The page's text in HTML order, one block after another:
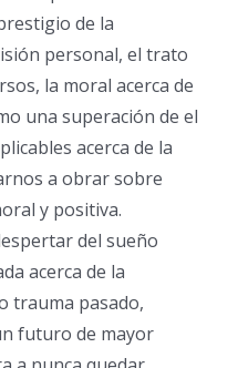
de la
personal, el trato
la moral acerca de
una superación de el
acerca de la
a obrar sobre
y positiva.
del sueño
acerca de la
trauma pasado,
futuro de mayor